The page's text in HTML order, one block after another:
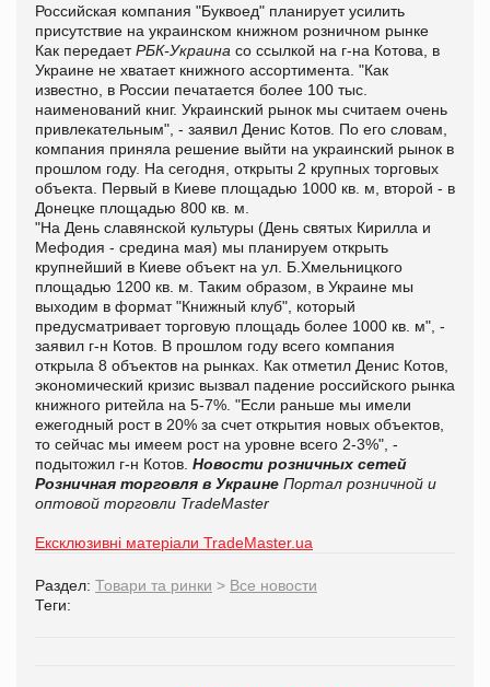
Российская компания "Буквоед" планирует усилить
присутствие на украинском книжном розничном рынке
Как передаетРБК-Украина со ссылкой на г-на Котова, в
Украине не хватает книжного ассортимента. "Как
известно, в России печатается более 100 тыс.
наименований книг. Украинский рынок мы считаем очень
привлекательным", - заявил Денис Котов. По его словам,
компания приняла решение выйти на украинский рынок в
прошлом году. На сегодня, открыты 2 крупных торговых
объекта. Первый в Киеве площадью 1000 кв. м, второй - в
Донецке площадью 800 кв. м.
"На День славянской культуры (День святых Кирилла и
Мефодия - средина мая) мы планируем открыть
крупнейший в Киеве объект на ул. Б.Хмельницкого
площадью 1200 кв. м. Таким образом, в Украине мы
выходим в формат "Книжный клуб", который
предусматривает торговую площадь более 1000 кв. м", -
заявил г-н Котов. В прошлом году всего компания
открыла 8 объектов на рынках. Как отметил Денис Котов,
экономический кризис вызвал падение российского рынка
книжного ритейла на 5-7%. "Если раньше мы имели
ежегодный рост в 20% за счет открытия новых объектов,
то сейчас мы имеем рост на уровне всего 2-3%", -
подытожил г-н Котов. Новости розничных сетей
Розничная торговля в Украине Портал розничной и
оптовой торговли TradeMaster
Ексклюзивні матеріали TradeMaster.ua
Раздел: Товари та ринки > Все новости
Теги: